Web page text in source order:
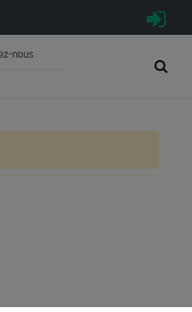
الجزائرية الديمقراطية
nous